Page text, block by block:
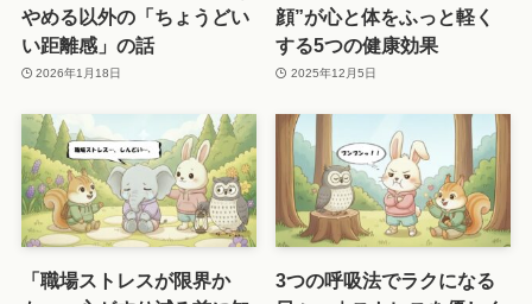
やめる以外の「ちょうどい
い距離感」の話
2026年1月18日
顔”が心と体をふっと軽く
する5つの健康効果
2025年12月5日
「職場ストレスが限界か
3つの呼吸法でラクになる